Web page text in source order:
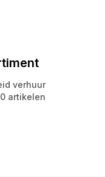
verhuur
artikelen